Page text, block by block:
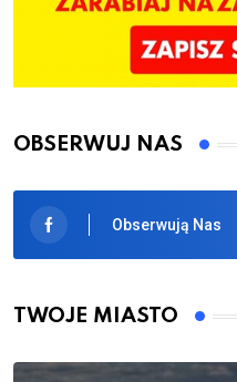
OBSERWUJ NAS
Obserwują Nas
TWOJE MIASTO